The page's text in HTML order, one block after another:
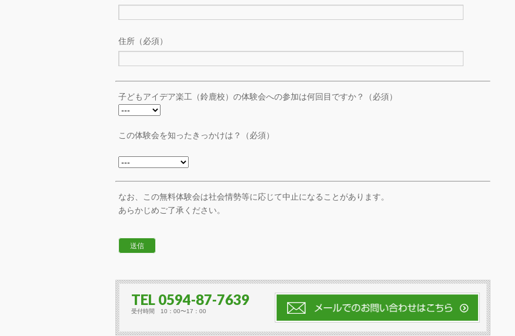
住所（必須）
子どもアイデア楽工（鈴鹿校）の体験会への参加は何回目ですか？（必須）
この体験会を知ったきっかけは？（必須）
なお、この無料体験会は社会情勢等に応じて中止になることがあります。
あらかじめご了承ください。
TEL 0594-87-7639
受付時間 10：00〜17：00